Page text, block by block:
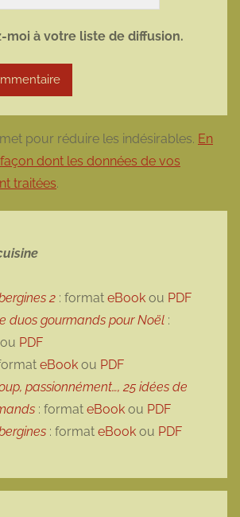
moi à votre liste de diffusion.
pour réduire les indésirables. En
dont les données de vos
traitées.
2 : format eBook ou PDF
duos gourmands pour Noël :
ou PDF
eBook ou PDF
passionnément…, 25 idées de
: format eBook ou PDF
: format eBook ou PDF